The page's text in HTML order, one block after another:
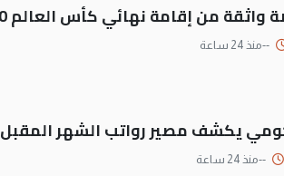
من إقامة نهائي كأس العالم 2030 في إسبانيا
--منذ 24 ساعة
يكشف مصير رواتب الشهر المقبل
--منذ 24 ساعة